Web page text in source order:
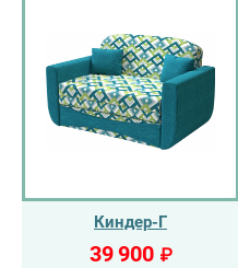
Киндер-Г
39 900 ₽